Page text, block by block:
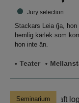
Jury selection
Stackars Leia (ja,
hemlig kärlek som
hon inte än.
Teater
Seminarium